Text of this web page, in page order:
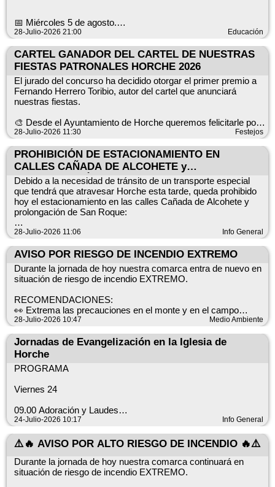
📅 Miércoles 5 de agosto.
👨‍👩‍👧‍👦 Público: Para todos los públicos.
espacial.
28-Julio-2026 21:00 Educación
CARTEL GANADOR DEL CARTEL DE NUESTRAS
FIESTAS PATRONALES HORCHE 2026
El jurado del concurso ha decidido otorgar el primer premio a
Fernando Herrero Toribio, autor del cartel que anunciará
nuestras fiestas.
🎨 Desde el Ayuntamiento de Horche queremos felicitarle por
su magnífico trabajo y agradecer la participación de todas las
vuestra creatividad, implicación y por contribuir, un año más, a
engrandecer nuestras fiestas.
¡Enhorabuena, Fernando! 👏
¡¡Cada vez queda menos para nuestras Fiestas horchan@s!!
🥳
28-Julio-2026 11:30 Festejos
PROHIBICIÓN DE ESTACIONAMIENTO EN
CALLES CAÑADA DE ALCOHETE y
PROLONGACIÓN DE SAN ROQUE
Debido a la necesidad de tránsito de un transporte especial
que tendrá que atravesar Horche esta tarde, queda prohibido
hoy el estacionamiento en las calles Cañada de Alcohete y
prolongación de San Roque:
⏰ Desde las 15.00 horas hasta finalización.
Una ver se complete el paso de este transporte especial por
nuestro municipio se podrá volver a estacionar con
normalidad.
🙏 Por favor, respeten la señalización temporal.
Gracias por su consideración y disculpen las molestias
28-Julio-2026 11:06 Info General
AVISO POR RIESGO DE INCENDIO EXTREMO
Durante la jornada de hoy nuestra comarca entra de nuevo en
situación de riesgo de incendio EXTREMO.
RECOMENDACIONES:
👀 Extrema las precauciones en el monte y en el campo
🚨 Evita situaciones de riesgo y actitudes imprudentes
☎️ Si ves humo llama al 112
+INFO ➡️ https://infocam.castillalamancha.es
28-Julio-2026 10:47 Medio Ambiente
Jornadas de Evangelización en la Iglesia de
Horche
PROGRAMA
Viernes 24
09.00 Adoración y Laudes
10.00 Rosario y envío
13.30 Bendición final
15.00 Coronilla
16.00 “Alabanza”
24-Julio-2026 10:17 Info General
⚠️🔥 AVISO POR ALTO RIESGO DE INCENDIO 🔥⚠️
Durante la jornada de hoy nuestra comarca continuará en
situación de riesgo de incendio EXTREMO.